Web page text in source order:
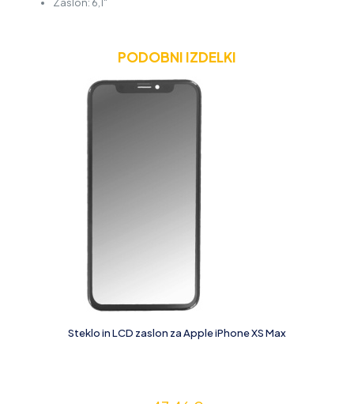
PODOBNI IZDELKI
Steklo in LCD zaslon za Apple iPhone XS Max